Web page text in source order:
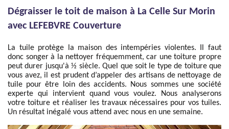
Dégraisser le toit de maison à La Celle Sur Morin
avec LEFEBVRE Couverture
La tuile protège la maison des intempéries violentes. Il faut
donc songer à la nettoyer fréquemment, car une toiture propre
peut durer jusqu'à ½ siècle. Quel que soit le type de toiture que
vous avez, il est prudent d’appeler des artisans de nettoyage de
tuile pour être loin des accidents. Nous sommes une société
experte qui intervient quand vous voulez. Nous analyserons
votre toiture et réaliser les travaux nécessaires pour vos tuiles.
Un résultat inégalé vous attend avec nous en une semaine.